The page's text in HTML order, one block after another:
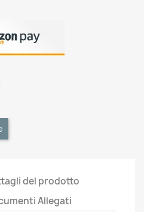
del prodotto
Allegati